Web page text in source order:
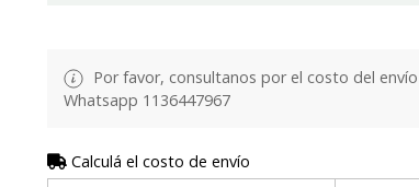
Por favor, consultanos por el costo del
Whatsapp 1136447967
Calculá el costo de envío